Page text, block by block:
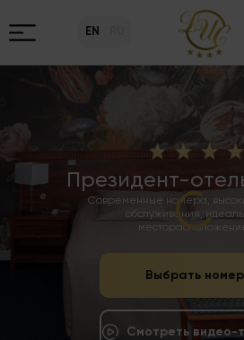
EN
Президент-
Современные номера,
обслуживания,
Выбрать номер
Смотреть видео-